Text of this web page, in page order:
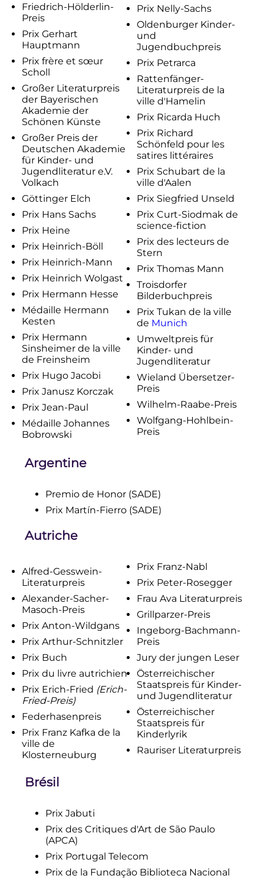
Friedrich-Hölderlin-
Preis
Prix Gerhart
Hauptmann
Prix frère et sœur
Scholl
Großer Literaturpreis
der Bayerischen
Akademie der
Schönen Künste
Großer Preis der
Deutschen Akademie
für Kinder- und
Jugendliteratur e.V.
Volkach
Göttinger Elch
Prix Hans Sachs
Prix Heine
Prix Heinrich-Böll
Prix Heinrich-Mann
Prix Heinrich Wolgast
Prix Hermann Hesse
Médaille Hermann
Kesten
Prix Hermann
Sinsheimer de la ville
de Freinsheim
Prix Hugo Jacobi
Prix Janusz Korczak
Prix Jean-Paul
Médaille Johannes
Bobrowski
Prix Nelly-Sachs
Oldenburger Kinder-
und
Jugendbuchpreis
Prix Petrarca
Rattenfänger-
Literaturpreis de la
ville d'Hamelin
Prix Ricarda Huch
Prix Richard
Schönfeld pour les
satires littéraires
Prix Schubart de la
ville d'Aalen
Prix Siegfried Unseld
Prix Curt-Siodmak de
science-fiction
Prix des lecteurs de
Stern
Prix Thomas Mann
Troisdorfer
Bilderbuchpreis
Prix Tukan de la ville
de Munich
Umweltpreis für
Kinder- und
Jugendliteratur
Wieland Übersetzer-
Preis
Wilhelm-Raabe-Preis
Wolfgang-Hohlbein-
Preis
Argentine
Premio de Honor (SADE)
Prix Martín-Fierro (SADE)
Autriche
Alfred-Gesswein-
Literaturpreis
Alexander-Sacher-
Masoch-Preis
Prix Anton-Wildgans
Prix Arthur-Schnitzler
Prix Buch
Prix du livre autrichien
Prix Erich-Fried (Erich-
Fried-Preis)
Federhasenpreis
Prix Franz Kafka de la
ville de
Klosterneuburg
Prix Franz-Nabl
Prix Peter-Rosegger
Frau Ava Literaturpreis
Grillparzer-Preis
Ingeborg-Bachmann-
Preis
Jury der jungen Leser
Österreichischer
Staatspreis für Kinder-
und Jugendliteratur
Österreichischer
Staatspreis für
Kinderlyrik
Rauriser Literaturpreis
Brésil
Prix Jabuti
Prix des Critiques d'Art de São Paulo
(APCA)
Prix Portugal Telecom
Prix de la Fundação Biblioteca Nacional